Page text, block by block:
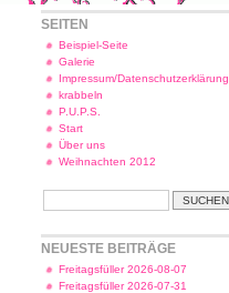
SEITEN
Beispiel-Seite
Galerie
Impressum/Datenschutzerklärung
krabbeln
P.U.P.S.
Start
Über uns
Weihnachten 2012
NEUESTE BEITRÄGE
Freitagsfüller 2026-08-07
Freitagsfüller 2026-07-31